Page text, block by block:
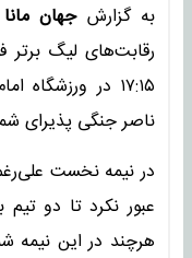
به گزارش جهان مانا
رقابت‌های لیگ برتر
۱۷:۱۵ در
ناصر جنگی پذیرای
در نیمه نخست
عبور نکرد تا دو
هرچند در این نیمه